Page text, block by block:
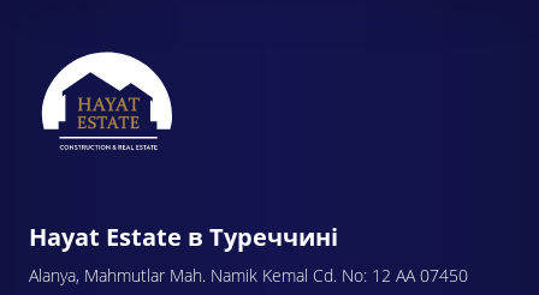
Hayat Estate в Туреччині
Alanya, Mahmutlar Mah. Namik Kemal Cd. No: 12 AA 07450